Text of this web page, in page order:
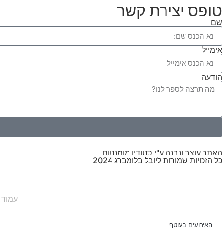
טופס יצירת קשר
שם
אימייל
הודעה
האתר עוצב ונבנה ע"י סטודיו מומנטום
כל הזכויות שמורות ליובל בלומברג 2024
האירועים בעוטף